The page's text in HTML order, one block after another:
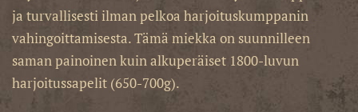
ja turvallisesti ilman pelkoa harjoituskumppanin
vahingoittamisesta. Tämä miekka on suunnilleen
saman painoinen kuin alkuperäiset 1800-luvun
harjoitussapelit (650-700g).